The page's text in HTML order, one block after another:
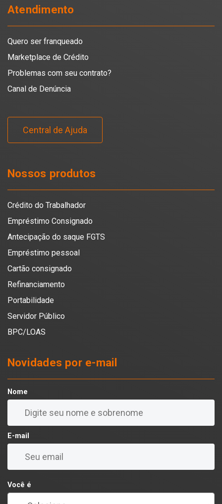
Atendimento
Quero ser franqueado
Marketplace de Crédito
Problemas com seu contrato?
Canal de Denúncia
Central de Ajuda
Nossos produtos
Crédito do Trabalhador
Empréstimo Consignado
Antecipação do saque FGTS
Empréstimo pessoal
Cartão consignado
Refinanciamento
Portabilidade
Servidor Público
BPC/LOAS
Novidades por e-mail
Nome
E-mail
Você é